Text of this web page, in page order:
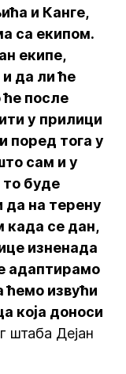
и Канге,
са екипом.
екипе,
да ли ће
после
у прилици
поред тога у
сам и у
то буде
да на терену
када се дан,
изненада
адаптирамо
ћемо извући
која доноси
штаба Дејан